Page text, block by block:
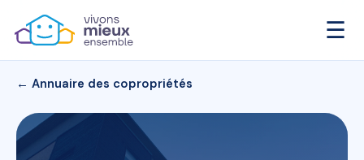
☰
← Annuaire des copropriétés